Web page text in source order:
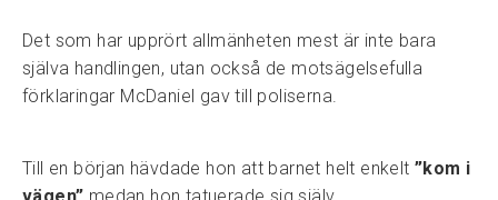
Det som har upprört allmänheten mest är inte bara
själva handlingen, utan också de motsägelsefulla
förklaringar McDaniel gav till poliserna.
Till en början hävdade hon att barnet helt enkelt ”kom i